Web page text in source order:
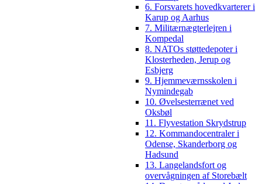
6. Forsvarets hovedkvarterer i
Karup og Aarhus
7. Militærnægterlejren i
Kompedal
8. NATOs støttedepoter i
Klosterheden, Jerup og
Esbjerg
9. Hjemmeværnsskolen i
Nymindegab
10. Øvelsesterrænet ved
Oksbøl
11. Flyvestation Skrydstrup
12. Kommandocentraler i
Odense, Skanderborg og
Hadsund
13. Langelandsfort og
overvågningen af Storebælt